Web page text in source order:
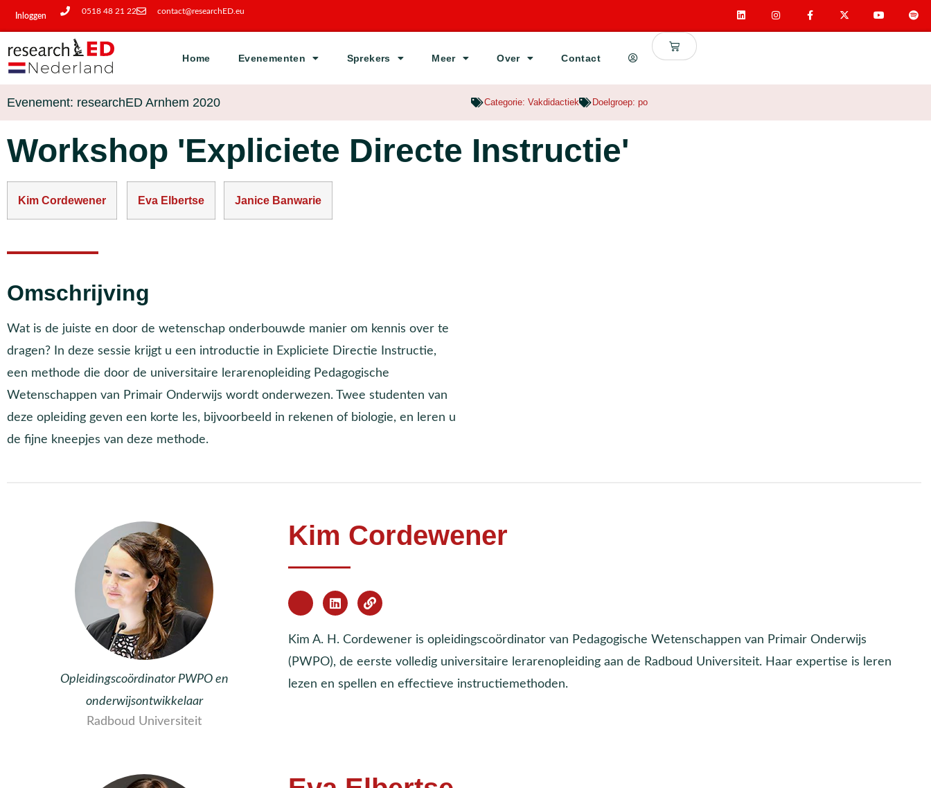
Inloggen
0518 48 21 22 contact@researchED.eu
Home Evenementen Sprekers Meer Over Contact
Evenement: researchED Arnhem 2020 Categorie: Vakdidactiek Doelgroep: po
Workshop 'Expliciete Directe Instructie'
Kim Cordewener Eva Elbertse Janice Banwarie
Omschrijving
Wat is de juiste en door de wetenschap onderbouwde manier om kennis over te
dragen? In deze sessie krijgt u een introductie in Expliciete Directie Instructie,
een methode die door de universitaire lerarenopleiding Pedagogische
Wetenschappen van Primair Onderwijs wordt onderwezen. Twee studenten van
deze opleiding geven een korte les, bijvoorbeeld in rekenen of biologie, en leren u
de fijne kneepjes van deze methode.
Opleidingscoördinator PWPO en
onderwijsontwikkelaar
Radboud Universiteit
Kim Cordewener
Kim A. H. Cordewener is opleidingscoördinator van Pedagogische Wetenschappen van Primair Onderwijs
(PWPO), de eerste volledig universitaire lerarenopleiding aan de Radboud Universiteit. Haar expertise is leren
lezen en spellen en effectieve instructiemethoden.